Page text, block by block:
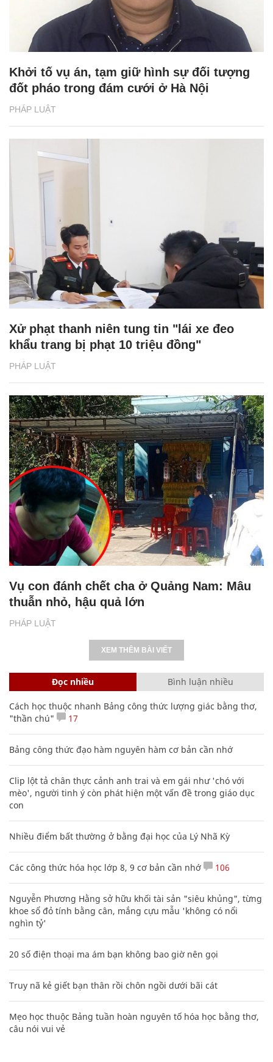
PHÁP LUẬT
Khởi tố vụ án, tạm giữ hình sự đối tượng
đốt pháo trong đám cưới ở Hà Nội
PHÁP LUẬT
Xử phạt thanh niên tung tin "lái xe đeo
khẩu trang bị phạt 10 triệu đồng"
PHÁP LUẬT
Vụ con đánh chết cha ở Quảng Nam: Mâu
thuẫn nhỏ, hậu quả lớn
XEM THÊM BÀI VIẾT
Đọc nhiều Bình luận nhiều
Cách học thuộc nhanh Bảng công thức lượng giác bằng thơ,
"thần chú"
17
Bảng công thức đạo hàm nguyên hàm cơ bản cần nhớ
Clip lột tả chân thực cảnh anh trai và em gái như 'chó với
mèo', người tinh ý còn phát hiện một vấn đề trong giáo dục
con
Nhiều điểm bất thường ở bằng đại học của Lý Nhã Kỳ
Các công thức hóa học lớp 8, 9 cơ bản cần nhớ 106
Nguyễn Phương Hằng sở hữu khối tài sản "siêu khủng", từng
khoe sổ đỏ tính bằng cân, mắng cựu mẫu 'không có nổi
nghìn tỷ'
20 số điện thoại ma ám bạn không bao giờ nên gọi
Truy nã kẻ giết bạn thân rồi chôn ngồi dưới bãi cát
Mẹo học thuộc Bảng tuần hoàn nguyên tố hóa học bằng thơ,
câu nói vui vẻ